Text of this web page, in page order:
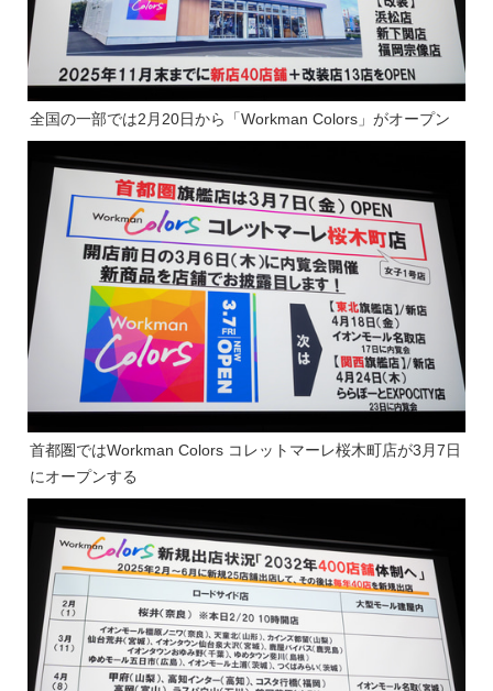
全国の一部では2月20日から「Workman Colors」がオープン
首都圏ではWorkman Colors コレットマーレ桜木町店が3月7日
にオープンする